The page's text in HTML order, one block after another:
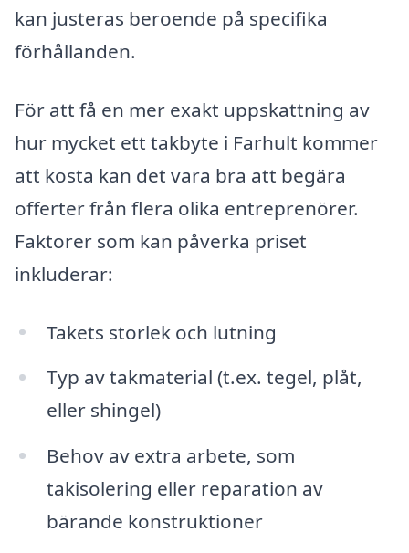
kan justeras beroende på specifika
förhållanden.
För att få en mer exakt uppskattning av
hur mycket ett takbyte i Farhult kommer
att kosta kan det vara bra att begära
offerter från flera olika entreprenörer.
Faktorer som kan påverka priset
inkluderar:
Takets storlek och lutning
Typ av takmaterial (t.ex. tegel, plåt,
eller shingel)
Behov av extra arbete, som
takisolering eller reparation av
bärande konstruktioner